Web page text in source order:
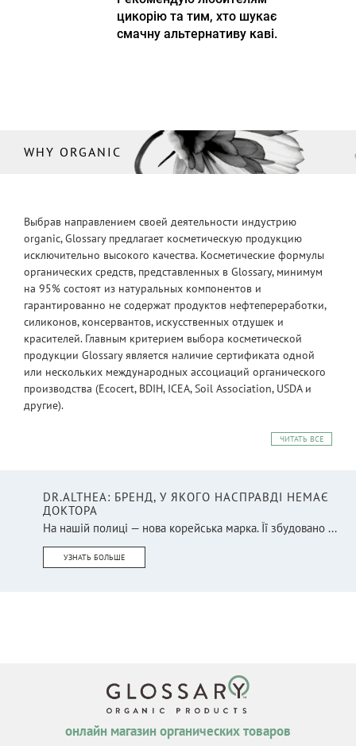
цикорію та тим, хто шукає
смачну альтернативу каві.
WHY ORGANIC
Выбрав направлением своей деятельности индустрию
organic, Glossary предлагает косметическую продукцию
исключительно высокого качества. Косметические формулы
органических средств, представленных в Glossary, минимум
на 95% состоят из натуральных компонентов и
гарантированно не содержат продуктов нефтепереработки,
силиконов, консервантов, искусственных отдушек и
красителей. Главным критерием выбора косметической
продукции Glossary является наличие сертификата одной
или нескольких международных ассоциаций органического
производства (Ecocert, BDIH, ICEA, Soil Association, USDA и
другие).
ЧИТАТЬ ВСЕ
DR.ALTHEA: БРЕНД, У ЯКОГО НАСПРАВДІ НЕМАЄ
ДОКТОРА
На нашій полиці — нова корейська марка. Її збудовано ...
УЗНАТЬ БОЛЬШЕ
онлайн магазин органических товаров